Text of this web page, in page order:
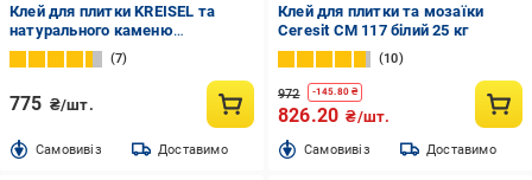
Клей для плитки KREISEL та
натурального каменю
високоеластичний NANOFIX T04
25 кг
7
775 ₴/шт.
Cамовивіз Доставимо
Клей для плитки та мозаїки
Ceresit CM 117 білий 25 кг
10
972 -145.80₴
826.20 ₴/шт.
Cамовивіз Доставимо